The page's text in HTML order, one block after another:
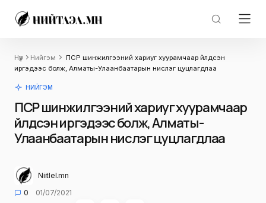
Нүүр Нийгэм
ПСР шинжилгээний хариуг хуурамчаар үйлдсэн
иргэдээс болж, Алматы-Улаанбаатарын нислэг цуцлагдлаа
НИЙГЭМ
ПСР шинжилгээний хариуг хуурамчаар
үйлдсэн иргэдээс болж, Алматы-
Улаанбаатарын нислэг цуцлагдлаа
Niitlel.mn
0
01/07/2021